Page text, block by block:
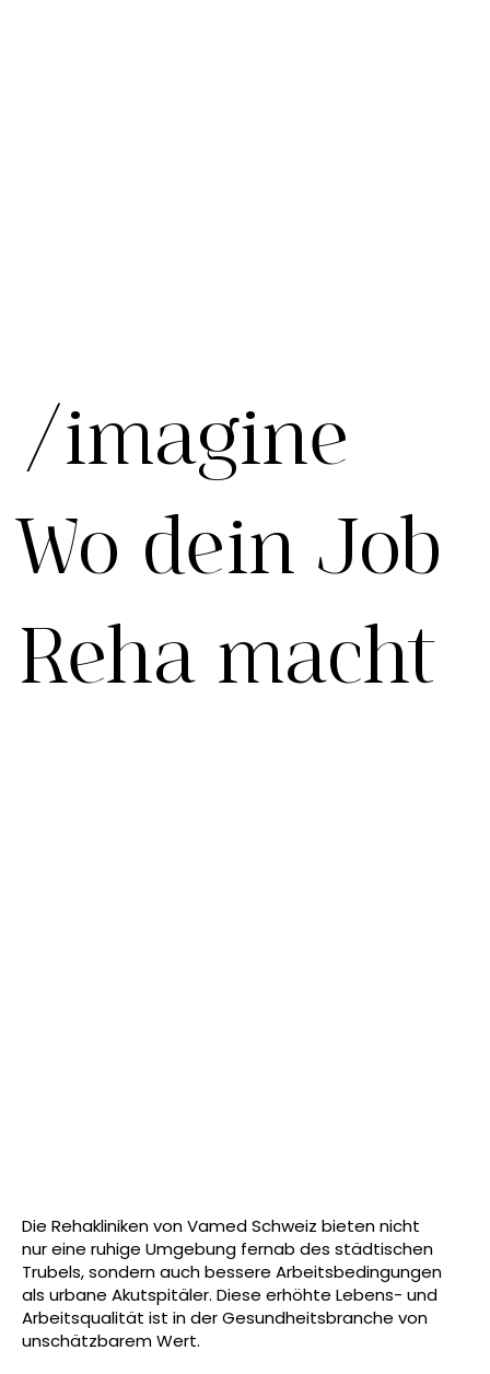
/imagine
Wo dein Job
Reha macht
Die Rehakliniken von Vamed Schweiz bieten nicht
nur eine ruhige Umgebung fernab des städtischen
Trubels, sondern auch bessere Arbeitsbedingungen
als urbane Akutspitäler. Diese erhöhte Lebens- und
Arbeitsqualität ist in der Gesundheitsbranche von
unschätzbarem Wert.